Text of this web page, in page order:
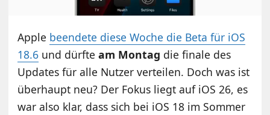
Apple beendete diese Woche die Beta für iOS
18.6 und dürfteam Montag die finale des
Updates für alle Nutzer verteilen. Doch was ist
überhaupt neu? Der Fokus liegt auf iOS 26, es
war also klar, dass sich bei iOS 18 im Sommer